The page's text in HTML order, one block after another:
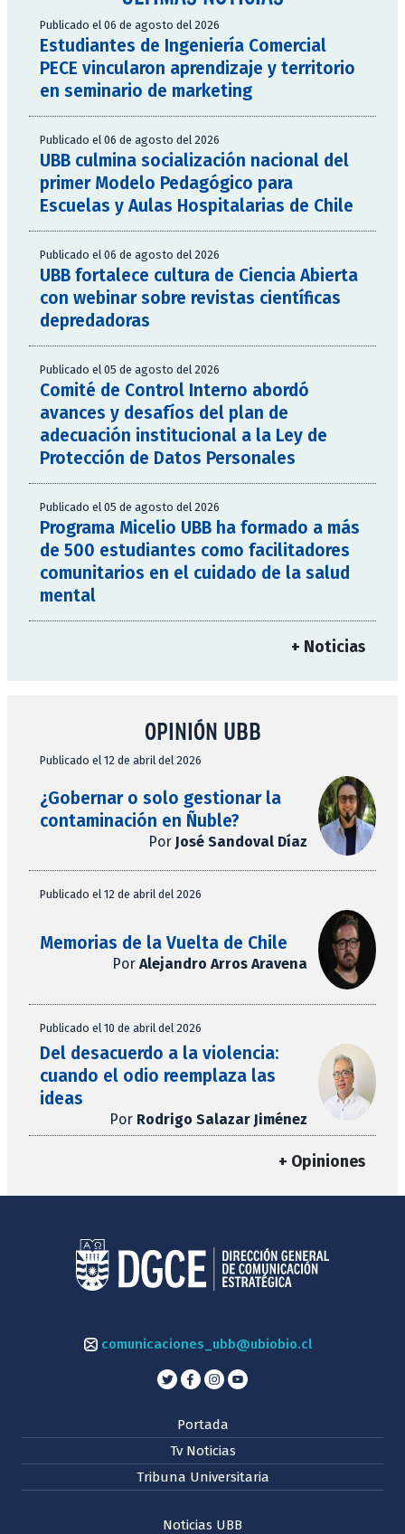
Publicado el 06 de agosto del 2026
Estudiantes de Ingeniería Comercial
PECE vincularon aprendizaje y territorio
en seminario de marketing
Publicado el 06 de agosto del 2026
UBB culmina socialización nacional del
primer Modelo Pedagógico para
Escuelas y Aulas Hospitalarias de Chile
Publicado el 06 de agosto del 2026
UBB fortalece cultura de Ciencia Abierta
con webinar sobre revistas científicas
depredadoras
Publicado el 05 de agosto del 2026
Comité de Control Interno abordó
avances y desafíos del plan de
adecuación institucional a la Ley de
Protección de Datos Personales
Publicado el 05 de agosto del 2026
Programa Micelio UBB ha formado a más
de 500 estudiantes como facilitadores
comunitarios en el cuidado de la salud
mental
+ Noticias
OPINIÓN UBB
Publicado el 12 de abril del 2026
¿Gobernar o solo gestionar la
contaminación en Ñuble?
Por José Sandoval Díaz
Publicado el 12 de abril del 2026
Memorias de la Vuelta de Chile
Por Alejandro Arros Aravena
Publicado el 10 de abril del 2026
Del desacuerdo a la violencia:
cuando el odio reemplaza las
ideas
Por Rodrigo Salazar Jiménez
+ Opiniones
comunicaciones_ubb@ubiobio.cl
Portada
Tv Noticias
Tribuna Universitaria
Noticias UBB